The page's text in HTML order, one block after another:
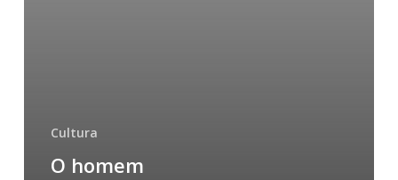
Cultura
O homem